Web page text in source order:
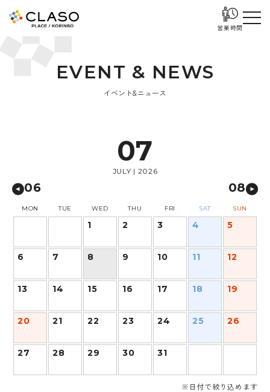
営業時間
EVENT & NEWS
イベント&ニュース
07
JULY | 2026
06 08
MON TUE WED THU FRI SAT SUN
1 2 3 4 5
6 7 8 9 10 11 12
13 14 15 16 17 18 19
20 21 22 23 24 25 26
27 28 29 30 31
※日付で絞り込めます